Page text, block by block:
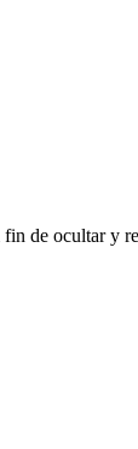
de ocultar y